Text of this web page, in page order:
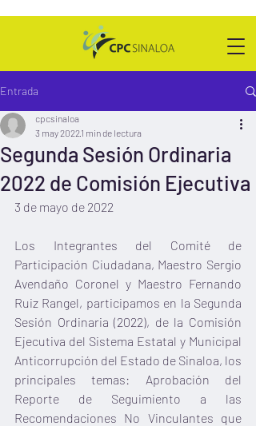
Entrada
Segunda Sesión Ordinaria
2022 de Comisión Ejecutiva
cpcsinaloa
3 may 20221 min de lectura
3 de mayo de 2022
Los Integrantes del Comité de
Participación Ciudadana, Maestro Sergio
Avendaño Coronel y Maestro Fernando
Ruiz Rangel, participamos en la Segunda
Sesión Ordinaria (2022), de la Comisión
Ejecutiva del Sistema Estatal y Municipal
Anticorrupción del Estado de Sinaloa, los
principales temas: Aprobación del
Reporte de Seguimiento a las
Recomendaciones No Vinculantes que